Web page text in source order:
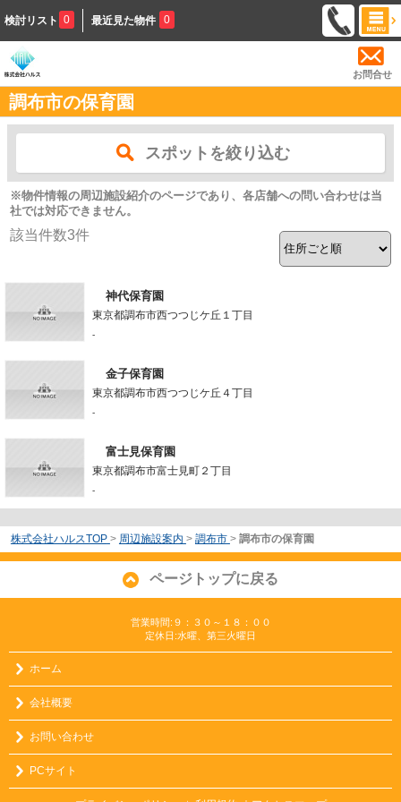
検討リスト 0 最近見た物件 0
お問合せ
調布市の保育園
スポットを絞り込む
※物件情報の周辺施設紹介のページであり、各店舗への問い合わせは当
社では対応できません。
該当件数3件
神代保育園
東京都調布市西つつじケ丘１丁目
-
金子保育園
東京都調布市西つつじケ丘４丁目
-
富士見保育園
東京都調布市富士見町２丁目
-
株式会社ハルスTOP > 周辺施設案内 > 調布市 > 調布市の保育園
ページトップに戻る
営業時間:９：３０～１８：００
定休日:水曜、第三火曜日
ホーム
会社概要
お問い合わせ
PCサイト